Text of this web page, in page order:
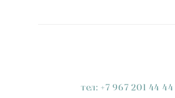
тел: +7967 201 44 44